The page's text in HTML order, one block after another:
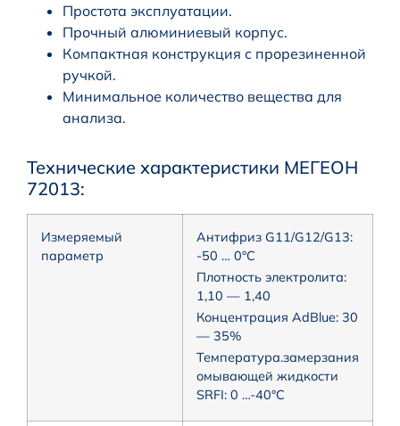
Простота эксплуатации.
Прочный алюминиевый корпус.
Компактная конструкция с прорезиненной
ручкой.
Минимальное количество вещества для
анализа.
Технические характеристики МЕГЕОН
72013:
Измеряемый
параметр
Антифриз G11/G12/G13:
-50 … 0°C
Плотность электролита:
1,10 — 1,40
Концентрация AdBlue: 30
— 35%
Температура.замерзания
омывающей жидкости
SRFI: 0 …-40°C